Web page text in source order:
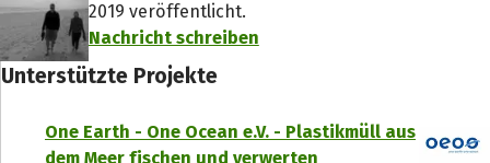
2019 veröffentlicht.
Nachricht schreiben
Unterstützte Projekte
One Earth - One Ocean e.V. - Plastikmüll aus
dem Meer fischen und verwerten